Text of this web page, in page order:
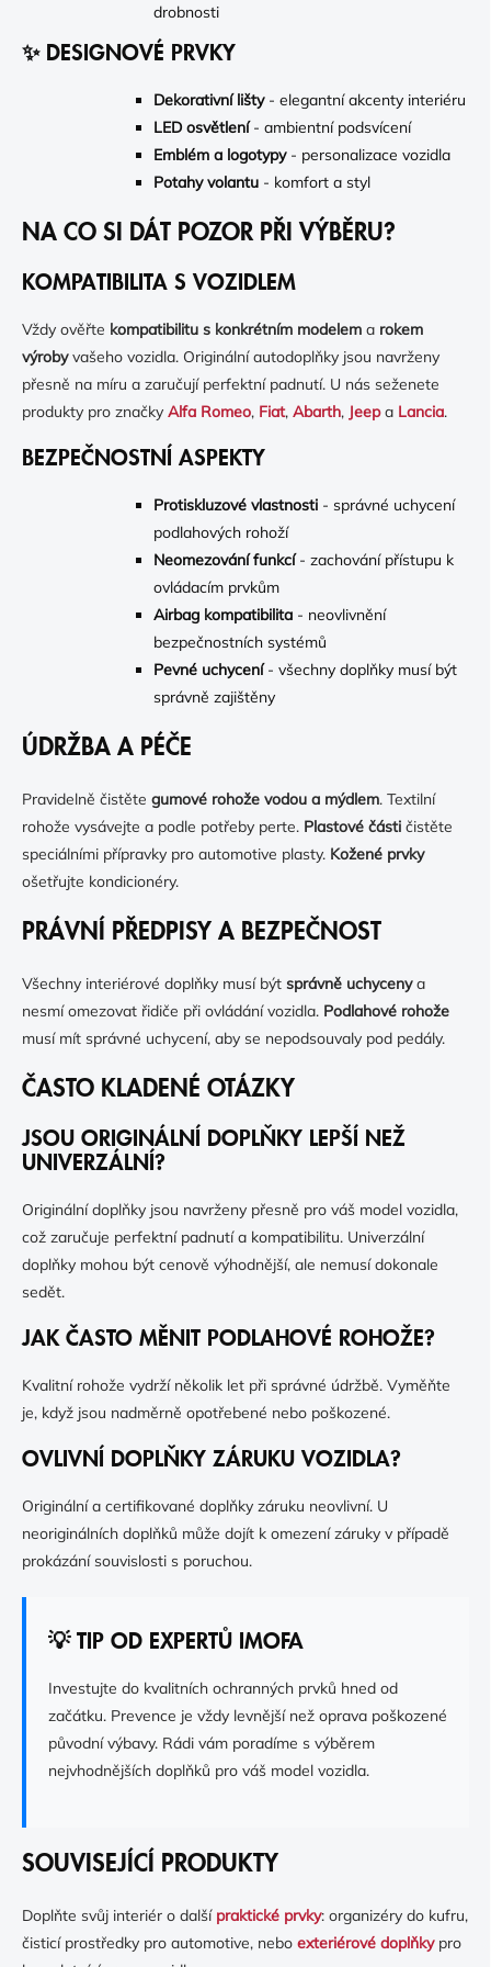
drobnosti
✨ DESIGNOVÉ PRVKY
Dekorativní lišty- elegantní akcenty interiéru
LED osvětlení- ambientní podsvícení
Emblém a logotypy- personalizace vozidla
Potahy volantu - komfort a styl
NA CO SI DÁT POZOR PŘI VÝBĚRU?
KOMPATIBILITA S VOZIDLEM
Vždy ověřte kompatibilitu s konkrétním modelem a rokem
výrobyvašeho vozidla. Originální autodoplňky jsou navrženy
přesně na míru a zaručují perfektní padnutí. U nás seženete
produkty pro značky Alfa Romeo, Fiat, Abarth, Jeepa Lancia.
BEZPEČNOSTNÍ ASPEKTY
Protiskluzové vlastnosti - správné uchycení
podlahových rohoží
Neomezování funkcí- zachování přístupu k
ovládacím prvkům
Airbag kompatibilita - neovlivnění
bezpečnostních systémů
Pevné uchycení- všechny doplňky musí být
správně zajištěny
ÚDRŽBA A PÉČE
Pravidelně čistěte gumové rohože vodou a mýdlem. Textilní
rohože vysávejte a podle potřeby perte. Plastové části čistěte
speciálními přípravky pro automotive plasty. Kožené prvky
ošetřujte kondicionéry.
PRÁVNÍ PŘEDPISY A BEZPEČNOST
Všechny interiérové doplňky musí být správně uchycenya
nesmí omezovat řidiče při ovládání vozidla. Podlahové rohože
musí mít správné uchycení, aby se nepodsouvaly pod pedály.
ČASTO KLADENÉ OTÁZKY
JSOU ORIGINÁLNÍ DOPLŇKY LEPŠÍ NEŽ
UNIVERZÁLNÍ?
Originální doplňky jsou navrženy přesně pro váš model vozidla,
což zaručuje perfektní padnutí a kompatibilitu. Univerzální
doplňky mohou být cenově výhodnější, ale nemusí dokonale
sedět.
JAK ČASTO MĚNIT PODLAHOVÉ ROHOŽE?
Kvalitní rohože vydrží několik let při správné údržbě. Vyměňte
je, když jsou nadměrně opotřebené nebo poškozené.
OVLIVNÍ DOPLŇKY ZÁRUKU VOZIDLA?
Originální a certifikované doplňky záruku neovlivní. U
neoriginálních doplňků může dojít k omezení záruky v případě
prokázání souvislosti s poruchou.
💡 TIP OD EXPERTŮ IMOFA
Investujte do kvalitních ochranných prvků hned od
začátku. Prevence je vždy levnější než oprava poškozené
původní výbavy. Rádi vám poradíme s výběrem
nejvhodnějších doplňků pro váš model vozidla.
SOUVISEJÍCÍ PRODUKTY
Doplňte svůj interiér o další praktické prvky: organizéry do kufru,
čisticí prostředky pro automotive, nebo exteriérové doplňkypro